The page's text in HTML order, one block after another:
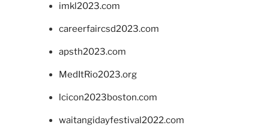
imkl2023.com
careerfaircsd2023.com
apsth2023.com
MedItRio2023.org
lcicon2023boston.com
waitangidayfestival2022.com